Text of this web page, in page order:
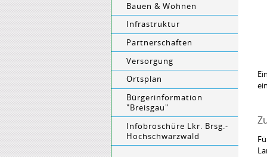
Bauen & Wohnen
Infrastruktur
Partnerschaften
Versorgung
Ortsplan
Bürgerinformation
"Breisgau"
Infobroschüre Lkr. Brsg.-
Hochschwarzwald